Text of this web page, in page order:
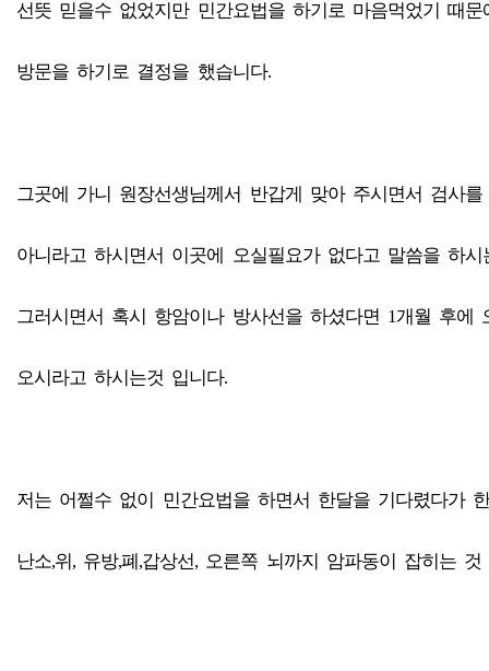
선뜻 믿을수 없었지만 민간요법을 하기로 마음먹었기 때
방문을 하기로 결정을 했습니다.
그곳에 가니 원장선생님께서 반갑게 맞아 주시면서 검사
아니라고 하시면서 이곳에 오실필요가 없다고 말씀을 하시
그러시면서 혹시 항암이나 방사선을 하셨다면 1개월 후
오시라고 하시는것 입니다.
저는 어쩔수 없이 민간요법을 하면서 한달을 기다렸다가
난소,위, 유방,폐,갑상선, 오른쪽 뇌까지 암파동이 잡히는 것